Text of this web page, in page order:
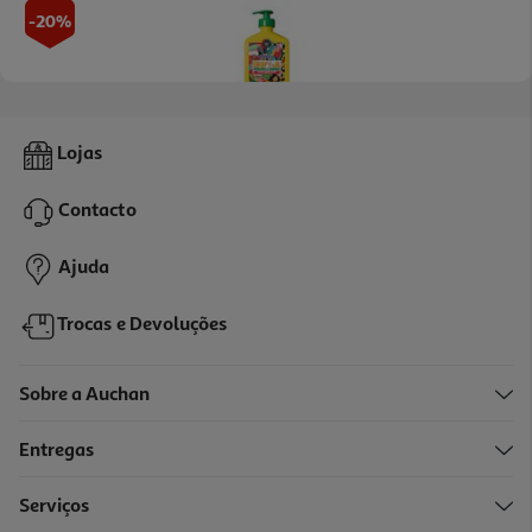
-20%
Creme Modelador Lola Bossa 500g
Price reduced from
20,13 €to
16,10 €
-11%
Lojas
Contacto
Ajuda
Trocas e Devoluções
Sobre a Auchan
Entregas
Serviços